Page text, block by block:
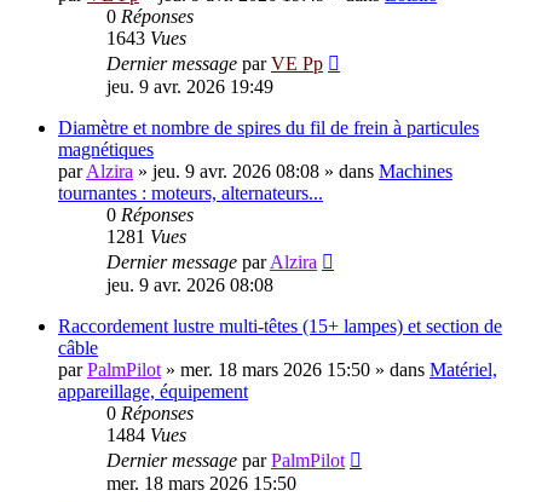
0 Réponses
1643 Vues
Dernier message parVE Pp
jeu. 9 avr. 2026 19:49
Diamètre et nombre de spires du fil de frein à particules
magnétiques
parAlzira » jeu. 9 avr. 2026 08:08 » dans Machines
tournantes : moteurs, alternateurs...
0 Réponses
1281 Vues
Dernier message parAlzira
jeu. 9 avr. 2026 08:08
Raccordement lustre multi-têtes (15+ lampes) et section de
câble
parPalmPilot » mer. 18 mars 2026 15:50 » dans Matériel,
appareillage, équipement
0 Réponses
1484 Vues
Dernier message parPalmPilot
mer. 18 mars 2026 15:50